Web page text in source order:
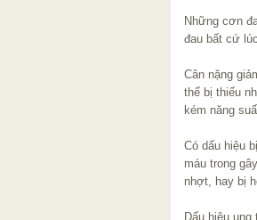
Những cơn
đau bất cứ
Cân nặng
thể bị thiếu
kém năng
Có dấu hiệu
máu trong
nhợt, hay bị
Dấu hiệu